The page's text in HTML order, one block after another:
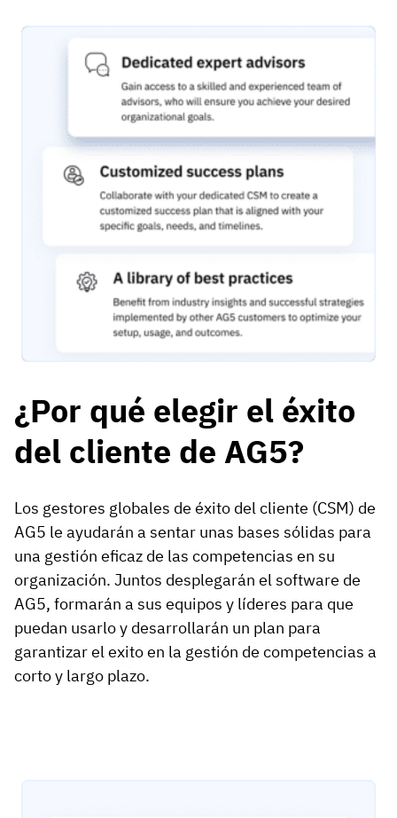
¿Por qué elegir el éxito
del cliente de AG5?
Los gestores globales de éxito del cliente (CSM) de
AG5 le ayudarán a sentar unas bases sólidas para
una gestión eficaz de las competencias en su
organización. Juntos desplegarán el software de
AG5, formarán a sus equipos y líderes para que
puedan usarlo y desarrollarán un plan para
garantizar el exito en la gestión de competencias a
corto y largo plazo.